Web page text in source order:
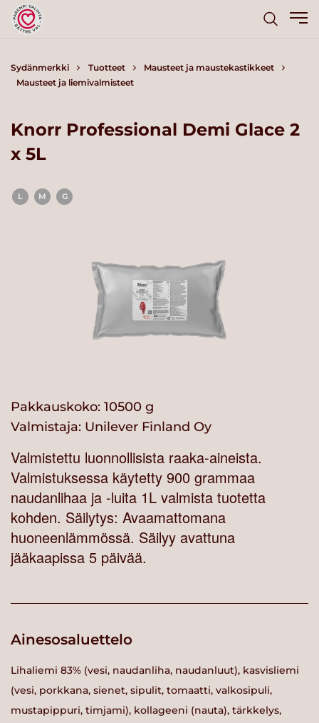
Sydänmerkki Tuotteet
Mausteet ja maustekastikkeet
Mausteet ja liemivalmisteet
Knorr Professional Demi Glace 2
x 5L
L M G
Pakkauskoko: 10500 g
Valmistaja: Unilever Finland Oy
Valmistettu luonnollisista raaka-aineista.
Valmistuksessa käytetty 900 grammaa
naudanlihaa ja -luita 1L valmista tuotetta
kohden. Säilytys: Avaamattomana
huoneenlämmössä. Säilyy avattuna
jääkaapissa 5 päivää.
Ainesosaluettelo
Lihaliemi 83% (vesi, naudanliha, naudanluut), kasvisliemi
(vesi, porkkana, sienet, sipulit, tomaatti, valkosipuli,
mustapippuri, timjami), kollageeni (nauta), tärkkelys,